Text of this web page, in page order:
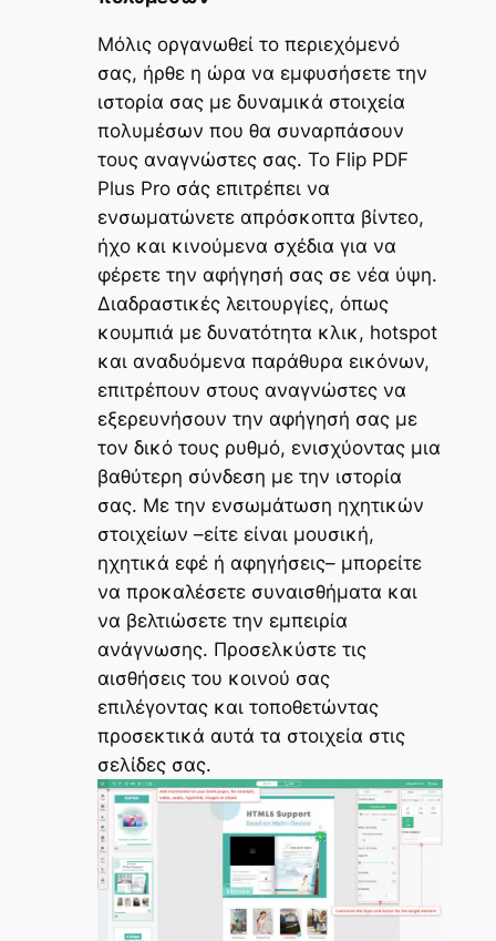
Μόλις οργανωθεί το περιεχόμενό
σας, ήρθε η ώρα να εμφυσήσετε την
ιστορία σας με δυναμικά στοιχεία
πολυμέσων που θα συναρπάσουν
τους αναγνώστες σας. Το Flip PDF
Plus Pro σάς επιτρέπει να
ενσωματώνετε απρόσκοπτα βίντεο,
ήχο και κινούμενα σχέδια για να
φέρετε την αφήγησή σας σε νέα ύψη.
Διαδραστικές λειτουργίες, όπως
κουμπιά με δυνατότητα κλικ, hotspot
και αναδυόμενα παράθυρα εικόνων,
επιτρέπουν στους αναγνώστες να
εξερευνήσουν την αφήγησή σας με
τον δικό τους ρυθμό, ενισχύοντας μια
βαθύτερη σύνδεση με την ιστορία
σας. Με την ενσωμάτωση ηχητικών
στοιχείων –είτε είναι μουσική,
ηχητικά εφέ ή αφηγήσεις– μπορείτε
να προκαλέσετε συναισθήματα και
να βελτιώσετε την εμπειρία
ανάγνωσης. Προσελκύστε τις
αισθήσεις του κοινού σας
επιλέγοντας και τοποθετώντας
προσεκτικά αυτά τα στοιχεία στις
σελίδες σας.